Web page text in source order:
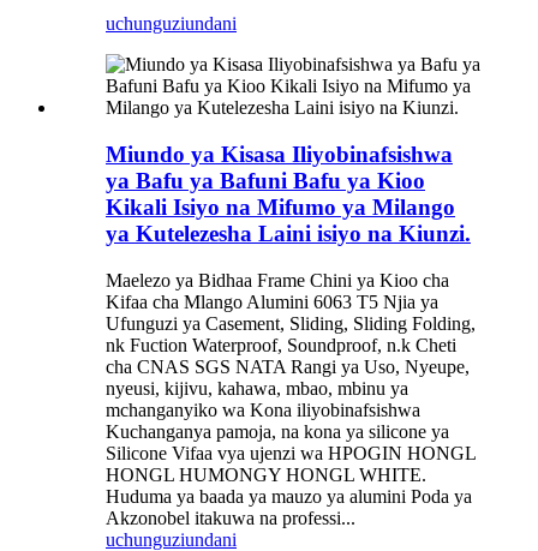
uchunguziundani
Miundo ya Kisasa Iliyobinafsishwa
ya Bafu ya Bafuni Bafu ya Kioo
Kikali Isiyo na Mifumo ya Milango
ya Kutelezesha Laini isiyo na Kiunzi.
Maelezo ya Bidhaa Frame Chini ya Kioo cha
Kifaa cha Mlango Alumini 6063 T5 Njia ya
Ufunguzi ya Casement, Sliding, Sliding Folding,
nk Fuction Waterproof, Soundproof, n.k Cheti
cha CNAS SGS NATA Rangi ya Uso, Nyeupe,
nyeusi, kijivu, kahawa, mbao, mbinu ya
mchanganyiko wa Kona iliyobinafsishwa
Kuchanganya pamoja, na kona ya silicone ya
Silicone Vifaa vya ujenzi wa HPOGIN HONGL
HONGL HUMONGY HONGL WHITE.
Huduma ya baada ya mauzo ya alumini Poda ya
Akzonobel itakuwa na professi...
uchunguziundani